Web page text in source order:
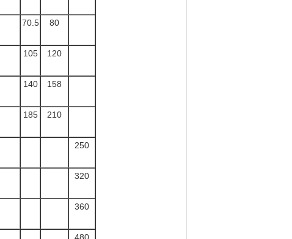
70.5 80
105 120
140 158
185 210
250
320
360